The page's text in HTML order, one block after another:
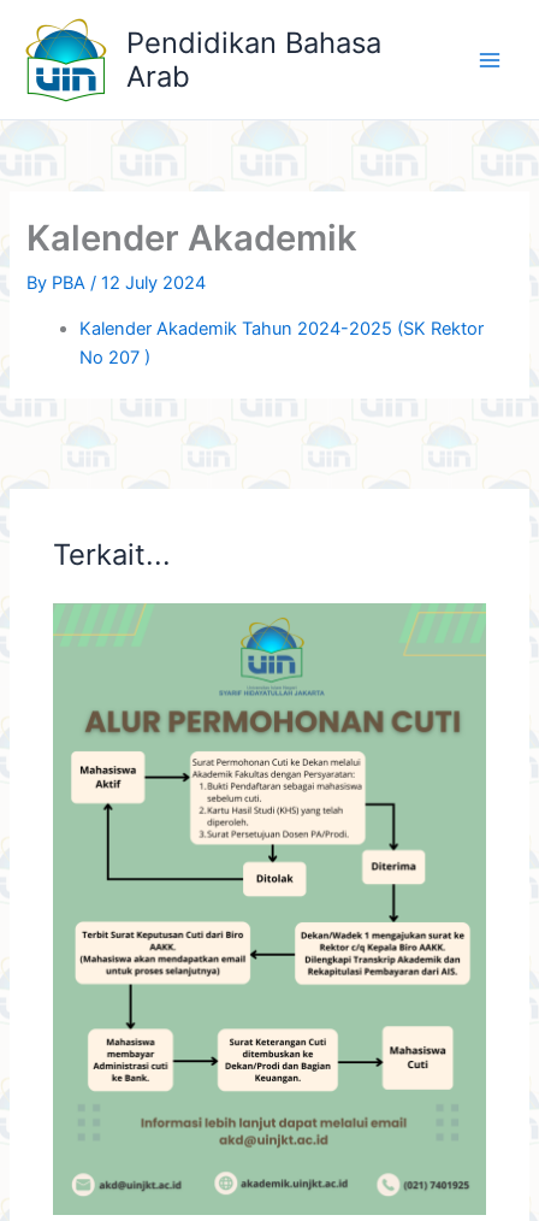
content
Pendidikan Bahasa
Arab
Kalender Akademik
By PBA/12 July 2024
Kalender Akademik Tahun 2024-2025 (SK Rektor
No 207 )
Terkait...